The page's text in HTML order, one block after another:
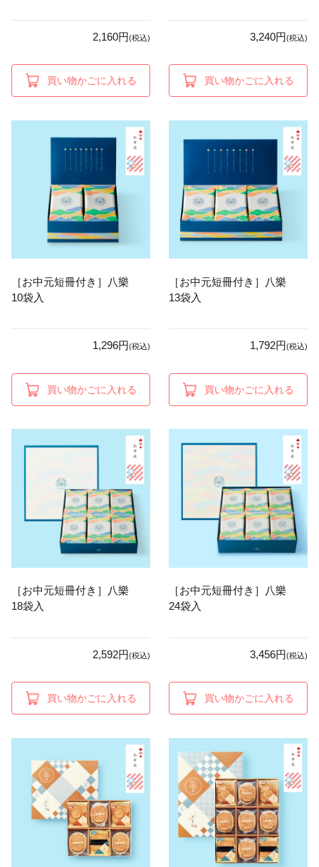
2,160円(税込)
買い物かごに入れる
3,240円(税込)
買い物かごに入れる
［お中元短冊付き］八樂
10袋入
1,296円(税込)
買い物かごに入れる
［お中元短冊付き］八樂
13袋入
1,792円(税込)
買い物かごに入れる
［お中元短冊付き］八樂
18袋入
2,592円(税込)
買い物かごに入れる
［お中元短冊付き］八樂
24袋入
3,456円(税込)
買い物かごに入れる